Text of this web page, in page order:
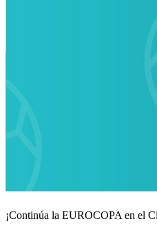
¡Continúa la EUROCOPA en el